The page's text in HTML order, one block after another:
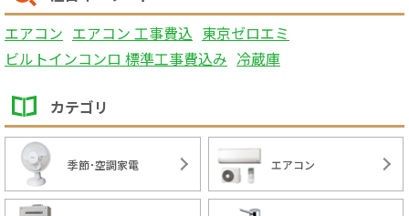
エアコン エアコン 工事費込 東京ゼロエミ
ビルトインコンロ 標準工事費込み 冷蔵庫
カテゴリ
季節･空調家電 エアコン